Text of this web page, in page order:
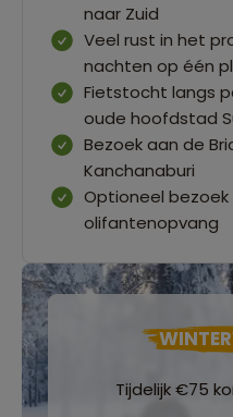
naar Zuid
Veel rust in het
nachten op één
Fietstocht langs
oude hoofdstad
Bezoek aan de
Kanchanaburi
Optioneel bezoek
olifantenopvang
Tijdelijk €75